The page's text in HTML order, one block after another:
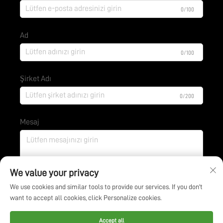
0/100
Ad
0/100
Şirket Adı
0/200
Mesaj
Gönder
We value your privacy
We use cookies and similar tools to provide our services. If you don't
want to accept all cookies, click Personalize cookies.
Accept all